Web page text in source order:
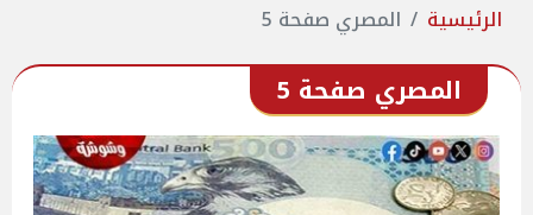
الرئيسية المصري صفحة 5
المصري صفحة 5